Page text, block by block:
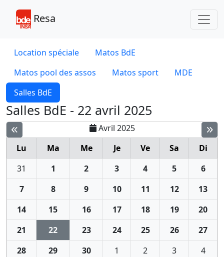
Resa
Location spéciale
Matos BdE
Matos pool des assos
Matos sport
MDE
Salles BdE
Salles BdE - 22 avril 2025
Avril 2025
Lu
Ma Me Je Ve Sa
Di
31
1 2 3 4 5
6
7
8 9 10 11 12
13
14
15 16 17 18 19
20
21
22 23 24 25 26
27
28
29 30 1 2 3 4